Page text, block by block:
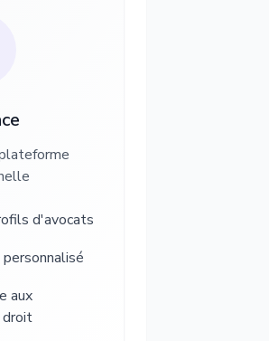
d'avocats
aux
droit